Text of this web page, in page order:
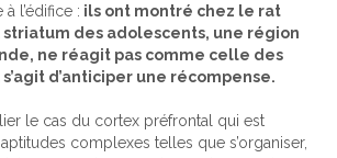
l’édifice : ils ont montré chez le rat
striatum des adolescents, une région
ne réagit pas comme celle des
d’anticiper une récompense.
le cas du cortex préfrontal qui est
complexes telles que s’organiser,